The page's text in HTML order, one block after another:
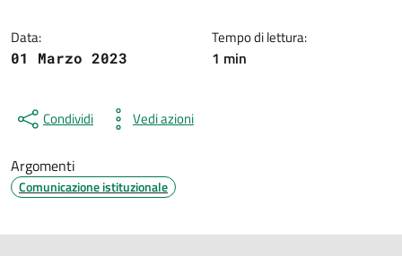
Data:
01 Marzo 2023
Tempo di lettura:
1 min
Condividi Vedi azioni
Argomenti
Comunicazione istituzionale